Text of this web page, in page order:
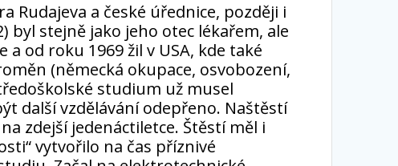
Rudajeva a české úřednice, později i
byl stejně jako jeho otec lékařem, ale
od roku 1969 žil v USA, kde také
(německá okupace, osvobození,
studium už musel
další vzdělávání odepřeno. Naštěstí
zdejší jedenáctiletce. Štěstí měl i
vytvořilo na čas příznivé